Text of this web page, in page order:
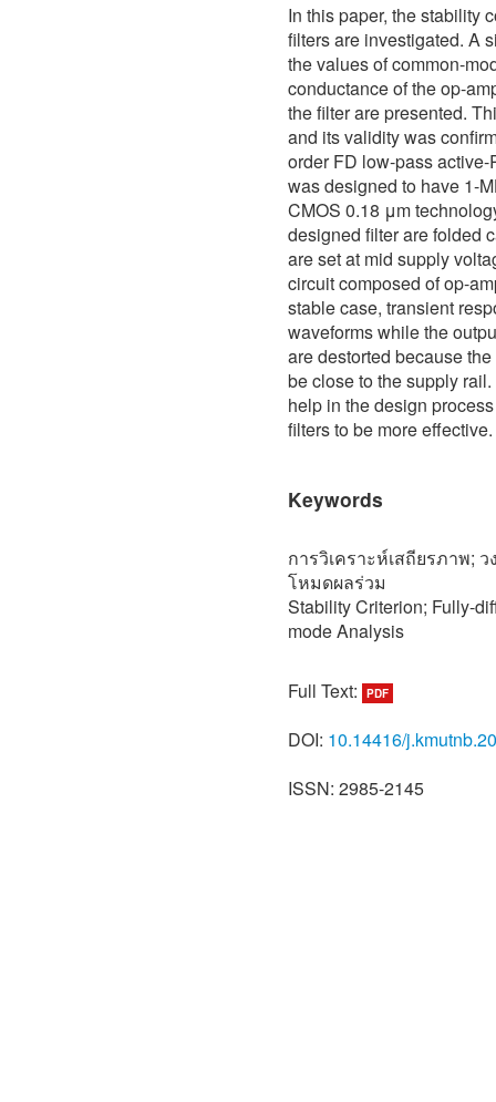
In this paper, the stability
filters are investigated. A
the values of common-
conductance of the op-
the filter are presented.
and its validity was
order FD low-pass
was designed to have 1-
CMOS 0.18 μm
designed filter are folded
are set at mid supply
circuit composed of op-
stable case, transient
waveforms while the
are destorted because
be close to the supply
help in the design
filters to be more effective.
Keywords
การวิเคราะห์เสถียรภาพ;
โหมดผลร่วม
Stability Criterion; Fully-
mode Analysis
Full Text: PDF
DOI: 10.14416/
ISSN: 2985-2145